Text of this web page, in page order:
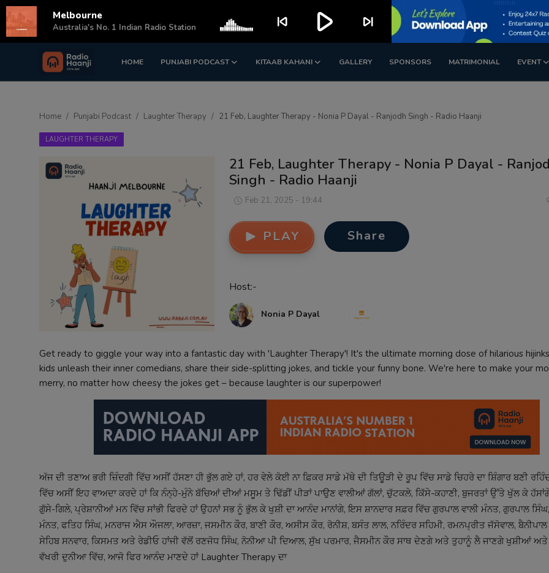
HOME PUNJABI PODCAST KITAAB KAHANI GALLERY SPONSORS MATRIMONIAL EVENT
Login Register
Punjabi Podcast
Home Punjabi Podcast Laughter Therapy 21 Feb, Laughter Therapy - Nonia P Dayal - Ranjodh Singh - Radio Haanji
LAUGHTER THERAPY
21 Feb, Laughter Therapy - Nonia P Dayal -
Singh - Radio Haanji
Feb 21, 2025 - 19:44
PLAY Share
Host:-
Nonia P Dayal
Get ready to giggle your way into a fantastic day with 'Laughter Therapy'! It's the ultimate morning dose of hilarious
kids unleash their inner comedians, share their side-splitting jokes, and tickle your funny bone. We're here to make your
merry, no matter how cheesy the jokes get – because laughter is our superpower!
ਅੱਜ ਦੀ ਤਣਾਅ ਭਰੀ ਜ਼ਿੰਦਗੀ ਵਿੱਚ ਅਸੀਂ ਹੱਸਣਾ ਹੀ ਭੁੱਲ ਗਏ ਹਾਂ, ਹਰ ਵੇਲੇ ਕੋਈ ਨਾ ਫ਼ਿਕਰ ਸਾਡੇ ਮੱਥੇ ਦੀ ਤਿਊੜੀ ਦੇ ਰੂਪ ਵਿੱਚ ਸਾਡੇ ਚਿਹਰੇ ਦਾ ਸ਼ਿੰਗਾਰ ਬਣੀ
ਵਿੱਚ ਅਸੀਂ ਇਹ ਵਾਅਦਾ ਕਰਦੇ ਹਾਂ ਕਿ ਨੰਨ੍ਹੇ-ਮੁੰਨੇ ਬੱਚਿਆਂ ਦੀਆਂ ਮਸੂਮ ਤੇ ਢਿੱਡੀਂ ਪੀੜਾਂ ਪਾਉਣ ਵਾਲੀਆਂ ਗੱਲਾਂ, ਚੁੱਟਕਲੇ, ਕਿੱਸੇ-ਕਹਾਣੀ, ਬੁਜਰਤਾਂ ਉੱਤੇ ਖੁੱਲ ਕੇ
ਗੁੱਸੇ-ਗਿਲੇ, ਪ੍ਰੇਸ਼ਾਨੀਆਂ ਮਨ ਵਿੱਚ ਸਾਂਭੀ ਫਿਰਦੇ ਹਾਂ ਉਹਨਾਂ ਸਭ ਨੂੰ ਭੁੱਲ ਕੇ ਖੁਸ਼ੀ ਦਾ ਆਨੰਦ ਮਾਨਾਂਗੇ, ਇਸ ਸ਼ਾਨਦਾਰ ਸਫ਼ਰ ਵਿੱਚ ਗੁਰਪਾਲ ਵਾਲੀ ਮੰਨਤ, ਗੁਰਪਾਲ
ਮੰਨਤ, ਫਤਿਹ ਸਿੰਘ, ਮਨਰਾਜ ਐਸ ਔਜਲਾ, ਆਰਜ਼ਾ, ਜਸਮੀਨ ਕੌਰ, ਬਾਣੀ ਕੌਰ, ਅਸੀਸ ਕੌਰ, ਰੋਨੀਸ਼, ਬਸੰਤ ਲਾਲ, ਨਰਿੰਦਰ ਸਹਿਮੀ, ਰਮਨਪ੍ਰੀਤ ਜੱਸੋਵਾਲ,
ਸੇਹਿਬ ਸਨਵਾਰ, ਕਿਸਮਤ ਅਤੇ ਰੇਡੀਓ ਹਾਂਜੀ ਵੱਲੋਂ ਰਣਜੋਧ ਸਿੰਘ, ਨੋਨੀਆ ਪੀ ਦਿਆਲ, ਸੁੱਖ ਪਰਮਾਰ, ਜੈਸਮੀਨ ਕੌਰ ਸਾਥ ਦੇਣਗੇ ਅਤੇ ਤੁਹਾਨੂੰ ਲੈ ਜਾਣਗੇ ਖੁਸ਼ੀਆਂ
ਵੱਖਰੀ ਦੁਨੀਆ ਵਿੱਚ, ਆਜੋ ਫਿਰ ਆਨੰਦ ਮਾਣਦੇ ਹਾਂ Laughter Therapy ਦਾ
Melbourne
Australia's No. 1 Indian Radio Station skip_previous play_arrow skip_next